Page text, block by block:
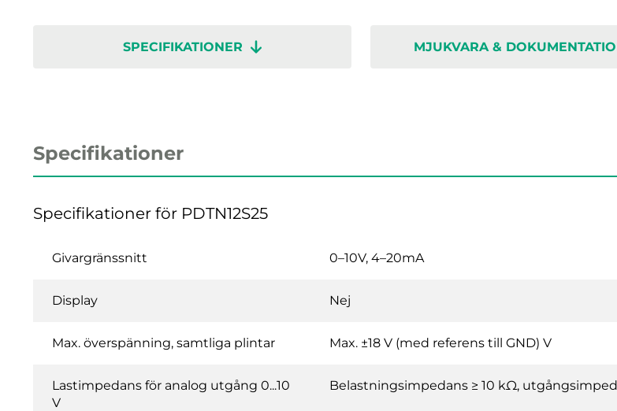
SPECIFIKATIONER MJUKVARA &
Specifikationer
Specifikationer för PDTN12S25
Givargränssnitt 0–10V, 4–20mA
Display Nej
Max. överspänning, samtliga plintar Max. ±18 V (med referens till GND) V
Lastimpedans för analog utgång 0...10
V
Belastningsimpedans ≥ 10 kΩ,